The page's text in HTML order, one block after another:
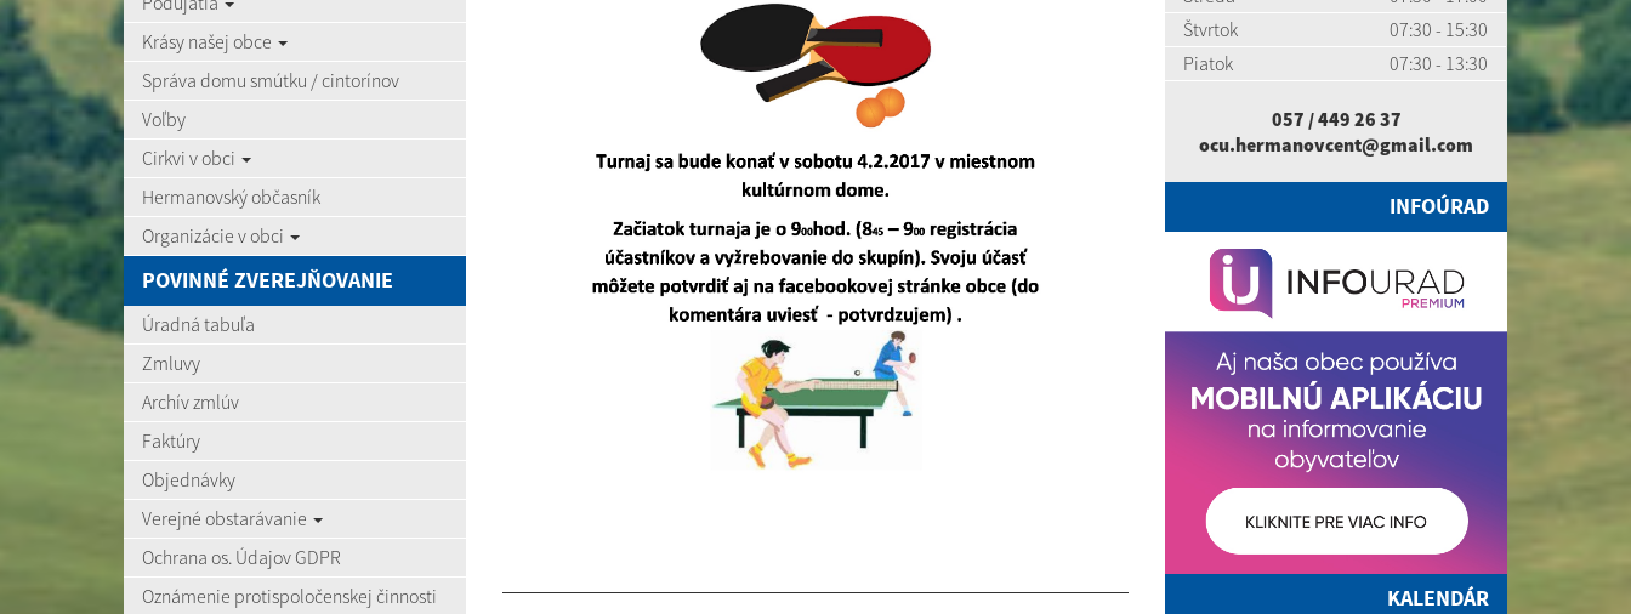
Krásy našej obce
Správa domu smútku / cintorínov
Voľby
Cirkvi v obci
Hermanovský občasník
Organizácie v obci
POVINNÉ ZVEREJŇOVANIE
Úradná tabuľa
Zmluvy
Archív zmlúv
Faktúry
Objednávky
Verejné obstarávanie
Ochrana os. Údajov GDPR
Oznámenie protispoločenskej činnosti
Štvrtok
07:30 - 15:30
Piatok
07:30 - 13:30
057 / 449 26 37
ocu.hermanovcent@gmail.com
INFOÚRAD
KALENDÁR